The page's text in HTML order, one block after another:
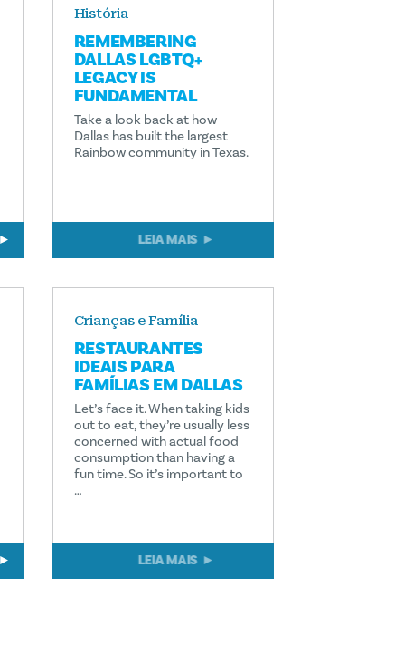
História
REMEMBERING
DALLAS LGBTQ+
LEGACY IS
FUNDAMENTAL
Take a look back at how
Dallas has built the largest
Rainbow community in Texas.
LEIA MAIS
Crianças e Família
RESTAURANTES
IDEAIS PARA
FAMÍLIAS EM DALLAS
Let’s face it. When taking kids
out to eat, they’re usually less
concerned with actual food
consumption than having a
fun time. So it’s important to
…
LEIA MAIS